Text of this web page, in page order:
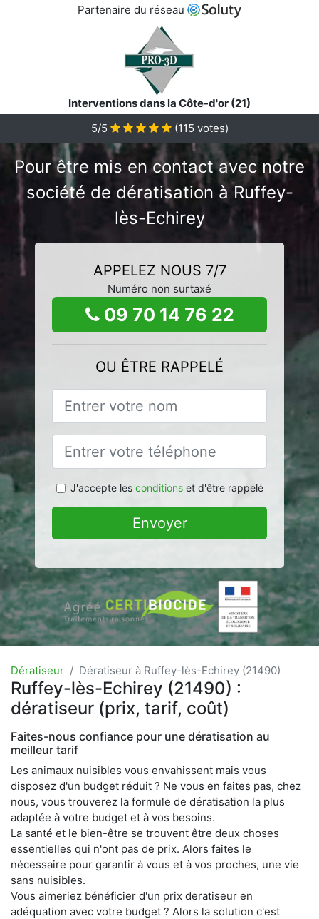
Partenaire du réseau
Interventions dans la Côte-d'or (21)
5/5
(115 votes)
Pour être mis en contact avec notre
société de dératisation à Ruffey-
lès-Echirey
APPELEZ NOUS 7/7
Numéro non surtaxé
09 70 14 76 22
OU ÊTRE RAPPELÉ
J'accepte les conditionset d'être rappelé
Envoyer
Dératiseur Dératiseur à Ruffey-lès-Echirey (21490)
Ruffey-lès-Echirey (21490) :
dératiseur (prix, tarif, coût)
Faites-nous confiance pour une dératisation au
meilleur tarif
Les animaux nuisibles vous envahissent mais vous
disposez d'un budget réduit ? Ne vous en faites pas, chez
nous, vous trouverez la formule de dératisation la plus
adaptée à votre budget et à vos besoins.
La santé et le bien-être se trouvent être deux choses
essentielles qui n'ont pas de prix. Alors faites le
nécessaire pour garantir à vous et à vos proches, une vie
sans nuisibles.
Vous aimeriez bénéficier d'un prix deratiseur en
adéquation avec votre budget ? Alors la solution c'est